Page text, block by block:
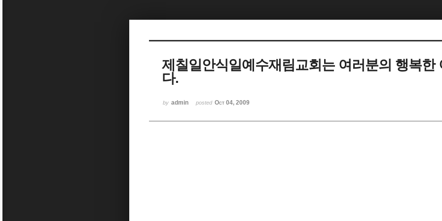
제칠일안식일예수재림교회는 여러분의 행복한
다.
by admin posted Oct 04, 2009
Sketchbook5, 스케치북5
Sketchbook5, 스케치북5